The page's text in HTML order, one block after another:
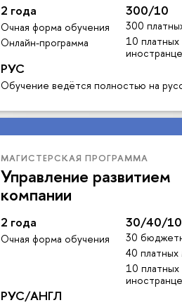
2 года
Очная форма обучения
Онлайн-программа
300/10
300
10 платных
РУС
Обучение ведётся полностью на
МАГИСТЕРСКАЯ ПРОГРАММА
Управление развитием
компании
2 года
Очная форма обучения
30/40/10
30
40 платных
10 платных
РУС/АНГЛ